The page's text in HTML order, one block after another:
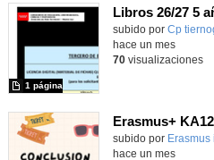
Libros 26/27 5
subido por Cp
1 página
hace un mes
70visualizaciones
Contenido
subido por
hace un mes